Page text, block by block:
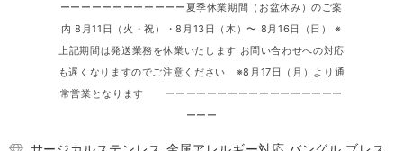
ーーーーーーーーーーーー夏季休業期間（お盆休み）のご案
内 8月11日（火・祝）・8月13日（木）〜 8月16日（日） ※
上記期間は発送業務を休業いたします お問い合わせへの対応
も遅くなりますのでご注意ください ※8月17日（月）より通
常営業となります ーーーーーーーーーーーーーーーーー
ーーー